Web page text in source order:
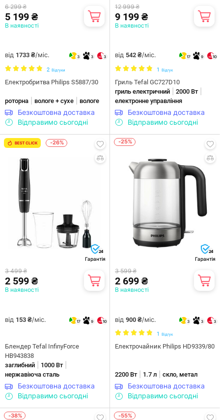
6 299 ₴
5 199 ₴
В наявності
від 1733 ₴/міс. 3 3 3
2 Відгуки
Електробритва Philips S5887/30
роторна вологе + сухе вологе
Безкоштовна доставка
Відправимо сьогодні
12 999 ₴
9 199 ₴
В наявності
від 542 ₴/міс. 17 9 10
1 Відгук
Гриль Tefal GC727D10
гриль електричний
2000 Вт|
електронне управління
Безкоштовна доставка
Відправимо сьогодні
BEST CLICK -26%
24
Гарантія
3 499 ₴
2 599 ₴
В наявності
від 153 ₴/міс. 17 9 10
Блендер Tefal InfinyForce
HB943838
заглибний
1000 Вт|
нержавіюча сталь
Безкоштовна доставка
Відправимо сьогодні
-25%
24
Гарантія
3 599 ₴
2 699 ₴
В наявності
від 900 ₴/міс. 3 3 3
1 Відгук
Електрочайник Philips HD9339/80
2200 Вт| 1.7 л скло, метал
Безкоштовна доставка
Відправимо сьогодні
-38% -55%